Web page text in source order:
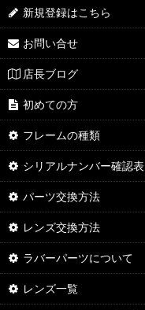
新規登録はこちら
お問い合せ
店長ブログ
初めての方
フレームの種類
シリアルナンバー確認表
パーツ交換方法
レンズ交換方法
ラバーパーツについて
レンズ一覧